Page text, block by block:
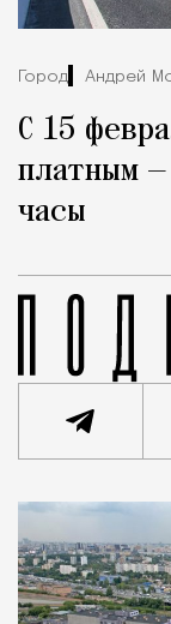
Город Андрей
С 15
платным
часы